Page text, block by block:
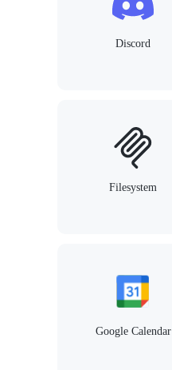
Discord
Filesystem
Google Calendar